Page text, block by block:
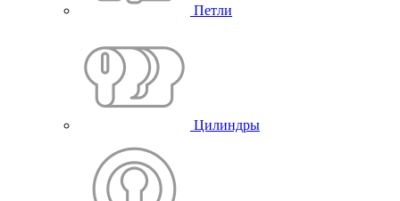
Петли
Цилиндры